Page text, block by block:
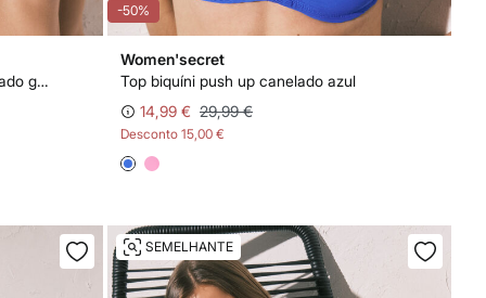
Top biquíni cortina halter estampado geométrico
-50%
Women'secret
Top biquíni push up canelado azul
14,99 € 29,99 €
Desconto 15,00 €
SEMELHANTE